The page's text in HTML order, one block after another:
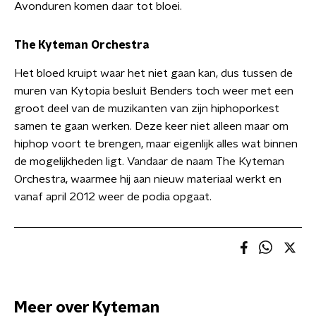
Avonduren komen daar tot bloei.
The Kyteman Orchestra
Het bloed kruipt waar het niet gaan kan, dus tussen de
muren van Kytopia besluit Benders toch weer met een
groot deel van de muzikanten van zijn hiphoporkest
samen te gaan werken. Deze keer niet alleen maar om
hiphop voort te brengen, maar eigenlijk alles wat binnen
de mogelijkheden ligt. Vandaar de naam The Kyteman
Orchestra, waarmee hij aan nieuw materiaal werkt en
vanaf april 2012 weer de podia opgaat.
Meer over Kyteman